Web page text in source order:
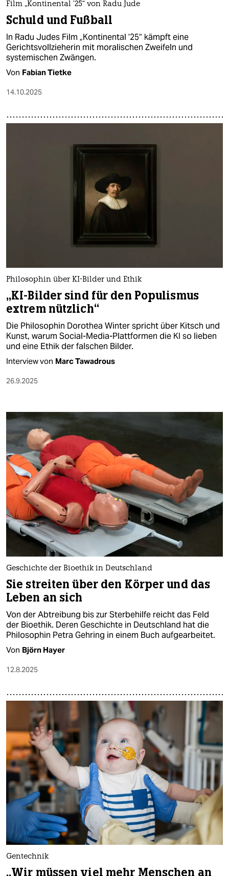
Film „Kontinental ’25“ von Radu Jude
Schuld und Fußball
In Radu Judes Film „Kontinental ’25“ kämpft eine
Gerichtsvollzieherin mit moralischen Zweifeln und
systemischen Zwängen.
Von Fabian Tietke
14.10.2025
Philosophin über KI-Bilder und Ethik
„KI-Bilder sind für den Populismus
extrem nützlich“
Die Philosophin Dorothea Winter spricht über Kitsch und
Kunst, warum Social-Media-Plattformen die KI so lieben
und eine Ethik der falschen Bilder.
Interview von Marc Tawadrous
26.9.2025
Geschichte der Bioethik in Deutschland
Sie streiten über den Körper und das
Leben an sich
Von der Abtreibung bis zur Sterbehilfe reicht das Feld
der Bioethik. Deren Geschichte in Deutschland hat die
Philosophin Petra Gehring in einem Buch aufgearbeitet.
Von Björn Hayer
12.8.2025
Gentechnik
„Wir müssen viel mehr Menschen an